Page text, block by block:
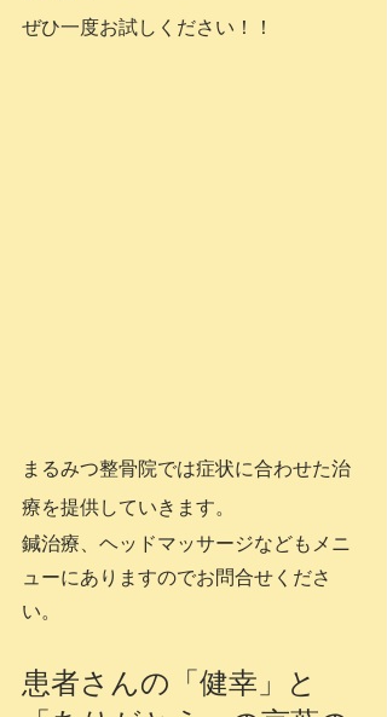
ぜひ一度お試しください！！
まるみつ整骨院では症状に合わせた治
療を提供していきます。
鍼治療、ヘッドマッサージなどもメニ
ューにありますのでお問合せくださ
い。
患者さんの「健幸」と